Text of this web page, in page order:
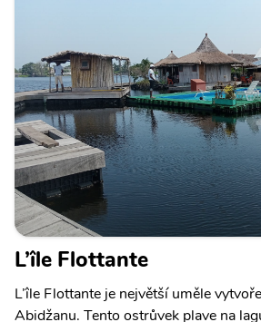
L’île Flottante
L’île Flottante je největší uměle
Abidžanu. Tento ostrůvek plave na